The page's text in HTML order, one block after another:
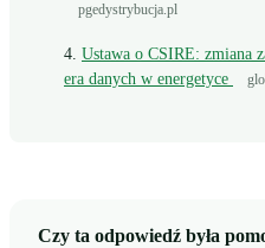
pgedystrybucja.pl
Ustawa o CSIRE: zmiana
era danych w energetyce
Czy ta odpowiedź była